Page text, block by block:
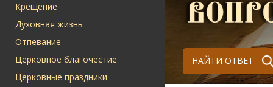
Крещение
Духовная жизнь
Отпевание
Церковное благочестие
Церковные праздники
НАЙТИ ОТВЕТ